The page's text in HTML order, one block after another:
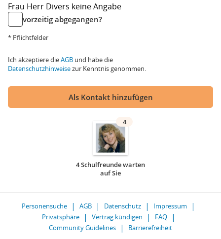
Frau Herr Divers keine Angabe
vorzeitig abgegangen?
* Pflichtfelder
Ich akzeptiere dieAGB und habe die
Datenschutzhinweisezur Kenntnis genommen.
Als Kontakt hinzufügen
4
4 Schulfreunde warten
auf Sie
Personensuche AGB Datenschutz
Impressum
Privatsphäre
Vertrag kündigen
FAQ
Community Guidelines
Barrierefreiheit